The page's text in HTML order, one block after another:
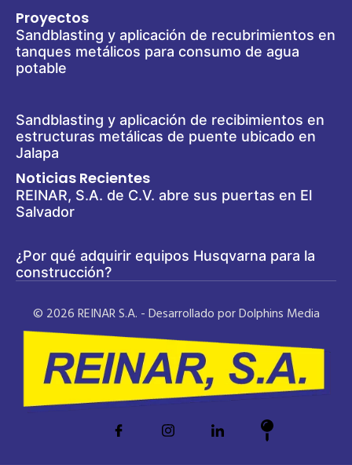
Proyectos
Sandblasting y aplicación de recubrimientos en
tanques metálicos para consumo de agua
potable
Sandblasting y aplicación de recibimientos en
estructuras metálicas de puente ubicado en
Jalapa
Noticias Recientes
REINAR, S.A. de C.V. abre sus puertas en El
Salvador
¿Por qué adquirir equipos Husqvarna para la
construcción?
© 2026 REINAR S.A. - Desarrollado por Dolphins Media